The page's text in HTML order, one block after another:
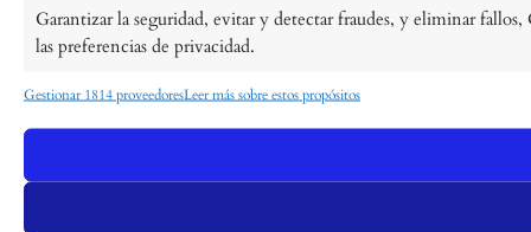
Garantizar la seguridad, evitar y detectar fraudes, y eliminar
las preferencias de privacidad.
Gestionar 1814 proveedoresLeer más sobre estos propósitos